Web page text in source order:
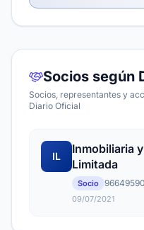
Socios según
Socios, representantes y
Diario Oficial
IL
Inmobiliaria
Limitada
Socio
09/07/2021